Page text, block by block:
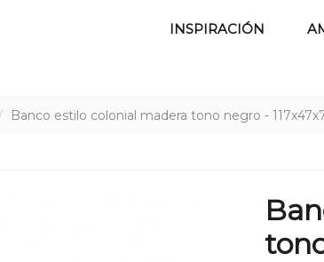
INSPIRACIÓN
Banco estilo colonial madera tono negro -